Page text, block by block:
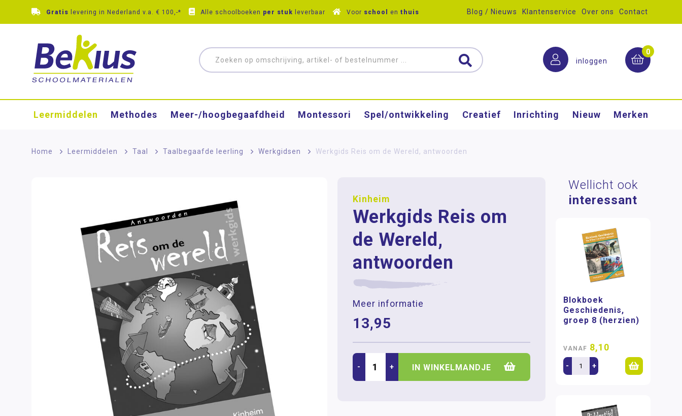
Gratis levering in Nederland v.a. € 100,-* Alle schoolboeken per stuk leverbaar Voor school en thuis Blog / Nieuws Klantenservice Over ons Contact
inloggen
0
Leermiddelen Methodes Meer-/hoog­begaafdheid Montessori Spel/ontwikkeling Creatief Inrichting Nieuw Merken
Home > Leermiddelen > Taal > Taalbegaafde leerling > Werkgidsen > Werkgids Reis om de Wereld, antwoorden
Kinheim
Werkgids Reis om
de Wereld,
antwoorden
Meer informatie
13,95
- + IN WINKELMANDJE
Wellicht ook
interessant
Blokboek
Geschiedenis,
groep 8 (herzien)
VANAF 8,10
- +